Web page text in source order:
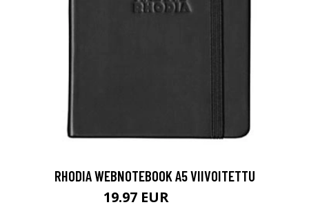
RHODIA WEBNOTEBOOK A5 VIIVOITETTU
19.97 EUR